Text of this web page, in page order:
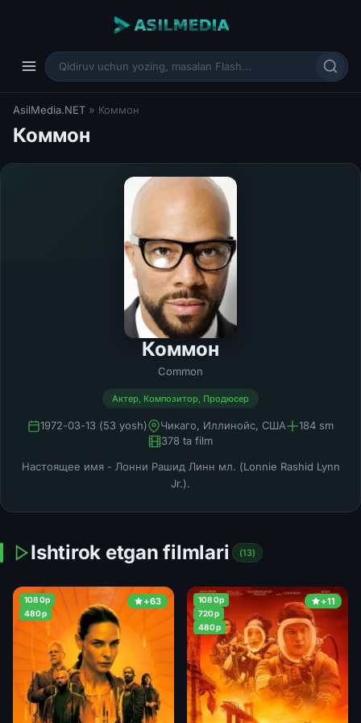
AsilMedia.NET » Коммон
Коммон
Коммон
Common
Актер, Композитор, Продюсер
1972-03-13 (53 yosh) Чикаго, Иллинойс, США
184 sm
378 ta film
Настоящее имя - Лонни Рашид Линн мл. (Lonnie Rashid Lynn
Jr.).
Ishtirok etgan filmlari (13)
+63
1080p
480p
+11
1080p
720p
480p